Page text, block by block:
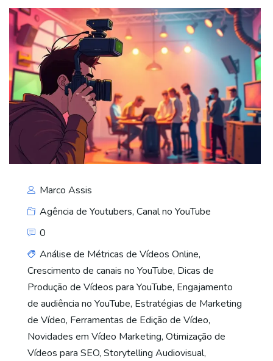
Marco Assis
Agência de Youtubers, Canal no YouTube
0
Análise de Métricas de Vídeos Online,
Crescimento de canais no YouTube, Dicas de
Produção de Vídeos para YouTube, Engajamento
de audiência no YouTube, Estratégias de Marketing
de Vídeo, Ferramentas de Edição de Vídeo,
Novidades em Vídeo Marketing, Otimização de
Vídeos para SEO, Storytelling Audiovisual,